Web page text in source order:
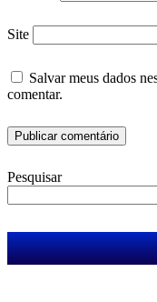
Site
Salvar meus dados
comentar.
Pesquisar